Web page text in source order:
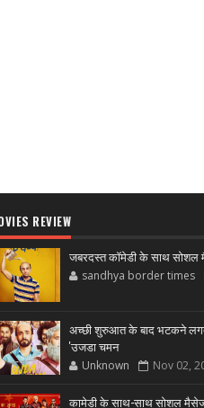
REVIEW
जबरदस्त कॉमेडी के साथ सोशल
sandhya border times
अच्छी शुरुआत के बाद भटकने
'उजडा चमन
Unknown Nov 02,
कामेडी के साथ-साथ सोशल मैसेज